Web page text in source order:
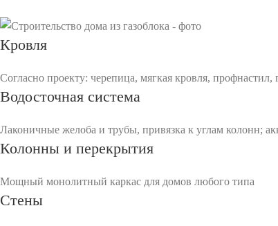
Кровля
Согласно проекту: черепица, мягкая кровля, профнастил,
Водосточная система
Лаконичные желоба и трубы, привязка к углам колонн;
Колонны и перекрытия
Мощный монолитный каркас для домов любого типа
Стены